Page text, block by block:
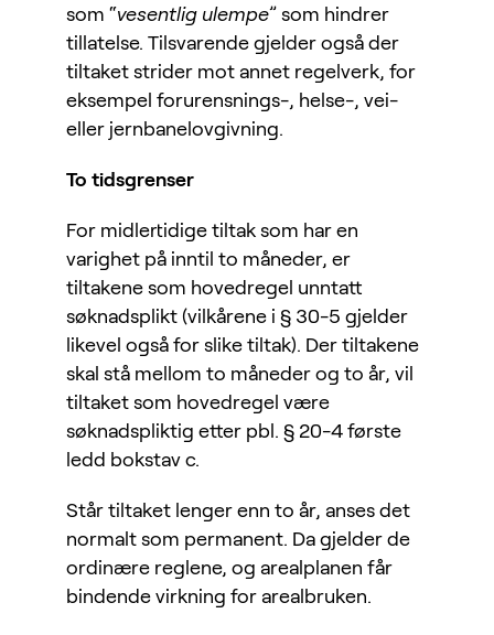
som “vesentlig ulempe” som hindrer
tillatelse. Tilsvarende gjelder også der
tiltaket strider mot annet regelverk, for
eksempel forurensnings-, helse-, vei-
eller jernbanelovgivning.
To tidsgrenser
For midlertidige tiltak som har en
varighet på inntil to måneder, er
tiltakene som hovedregel unntatt
søknadsplikt (vilkårene i § 30-5 gjelder
likevel også for slike tiltak). Der tiltakene
skal stå mellom to måneder og to år, vil
tiltaket som hovedregel være
søknadspliktig etter pbl. § 20-4 første
ledd bokstav c.
Står tiltaket lenger enn to år, anses det
normalt som permanent. Da gjelder de
ordinære reglene, og arealplanen får
bindende virkning for arealbruken.